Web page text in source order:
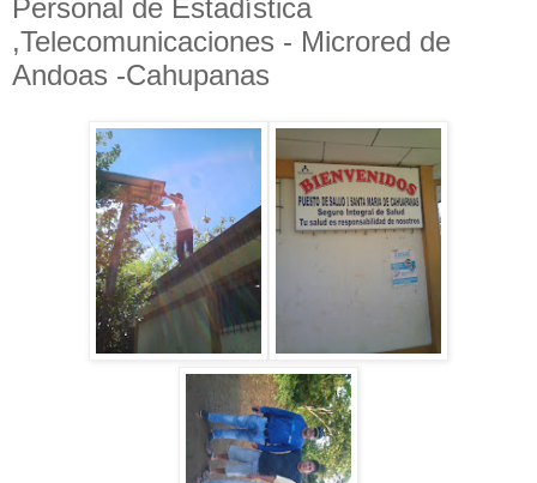
Personal de Estadística
,Telecomunicaciones - Microred de
Andoas -Cahupanas